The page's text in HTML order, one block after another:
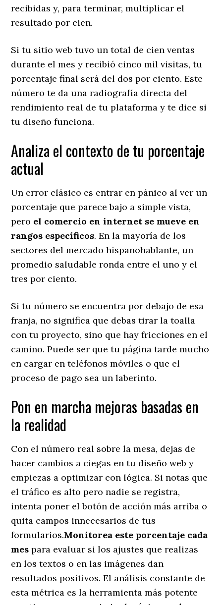
recibidas y, para terminar, multiplicar el
resultado por cien.
​Si tu sitio web tuvo un total de cien ventas
durante el mes y recibió cinco mil visitas, tu
porcentaje final será del dos por ciento. Este
número te da una radiografía directa del
rendimiento real de tu plataforma y te dice si
tu diseño funciona.
​Analiza el contexto de tu porcentaje
actual
​Un error clásico es entrar en pánico al ver un
porcentaje que parece bajo a simple vista,
pero el comercio en internet se mueve en
rangos específicos. En la mayoría de los
sectores del mercado hispanohablante, un
promedio saludable ronda entre el uno y el
tres por ciento.
​Si tu número se encuentra por debajo de esa
franja, no significa que debas tirar la toalla
con tu proyecto, sino que hay fricciones en el
camino. Puede ser que tu página tarde mucho
en cargar en teléfonos móviles o que el
proceso de pago sea un laberinto.
​Pon en marcha mejoras basadas en
la realidad
​Con el número real sobre la mesa, dejas de
hacer cambios a ciegas en tu diseño web y
empiezas a optimizar con lógica. Si notas que
el tráfico es alto pero nadie se registra,
intenta poner el botón de acción más arriba o
quita campos innecesarios de tus
formularios.​Monitorea este porcentaje cada
mes para evaluar si los ajustes que realizas
en los textos o en las imágenes dan
resultados positivos. El análisis constante de
esta métrica es la herramienta más potente